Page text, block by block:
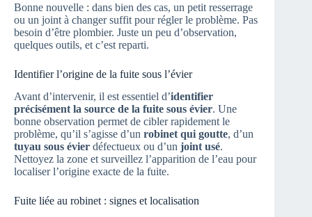
Bonne nouvelle : dans bien des cas, un petit resserrage
ou un joint à changer suffit pour régler le problème. Pas
besoin d’être plombier. Juste un peu d’observation,
quelques outils, et c’est reparti.
Identifier l’origine de la fuite sous l’évier
Avant d’intervenir, il est essentiel d’identifier
précisément la source de la fuite sous évier. Une
bonne observation permet de cibler rapidement le
problème, qu’il s’agisse d’un robinet qui goutte, d’un
tuyau sous évier défectueux ou d’un joint usé.
Nettoyez la zone et surveillez l’apparition de l’eau pour
localiser l’origine exacte de la fuite.
Fuite liée au robinet : signes et localisation